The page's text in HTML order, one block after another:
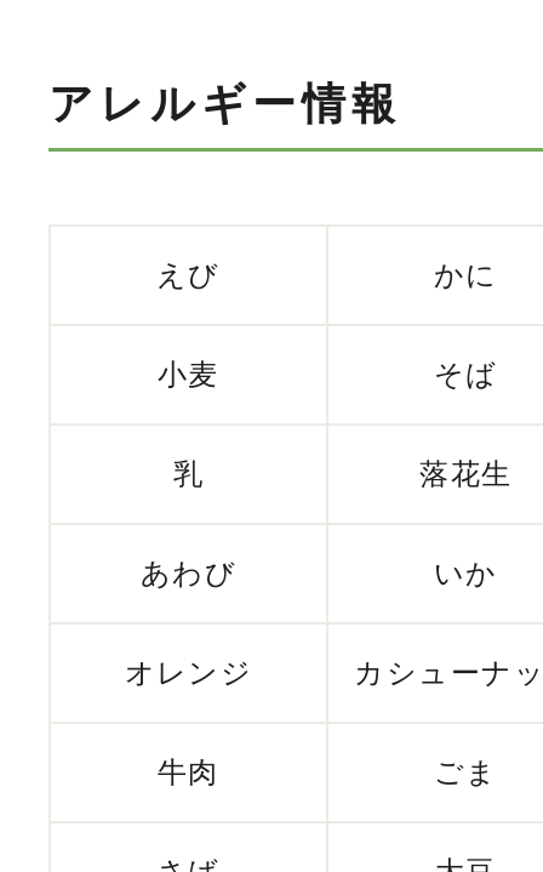
アレルギー情報
えび かに
小麦 そば
乳 落花生
あわび いか
オレンジ カシューナ
牛肉 ごま